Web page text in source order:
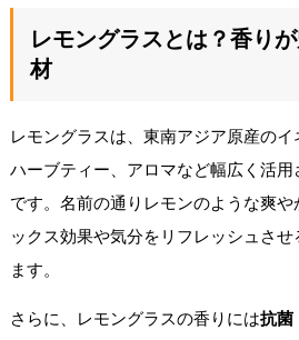
レモングラスとは？香り
材
レモングラスは、東南アジア原産の
ハーブティー、アロマなど幅広く活
です。名前の通りレモンのような爽
ックス効果や気分をリフレッシュさ
ます。
さらに、レモングラスの香りには抗菌